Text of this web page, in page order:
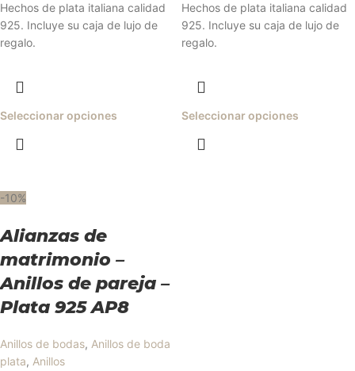
Hechos de plata italiana calidad
925. Incluye su caja de lujo de
regalo.
Seleccionar opciones
Hechos de plata italiana calidad
925. Incluye su caja de lujo de
regalo.
Seleccionar opciones
-10%
Alianzas de
matrimonio –
Anillos de pareja –
Plata 925 AP8
Anillos de bodas, Anillos de boda
plata, Anillos